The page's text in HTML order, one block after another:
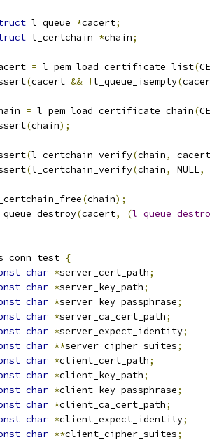
l_queue *cacert;
l_certchain *chain;
= l_pem_load_certificate_list(
(cacert && !l_queue_isempty(
= l_pem_load_certificate_chain(
(chain);
(l_certchain_verify(chain,
cacert
(l_certchain_verify(chain, NULL,
(chain);
(cacert, (
{
char *server_cert_path;
char *server_key_path;
char *server_key_passphrase;
char *server_ca_cert_path;
char *server_expect_identity;
char **server_cipher_suites;
char *client_cert_path;
char *client_key_path;
char *client_key_passphrase;
char *client_ca_cert_path;
char *client_expect_identity;
char **client_cipher_suites;